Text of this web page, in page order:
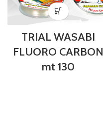
TRIAL WASABI
FLUORO CARBON
mt 130